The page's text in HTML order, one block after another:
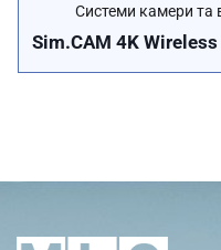
Системи камери та